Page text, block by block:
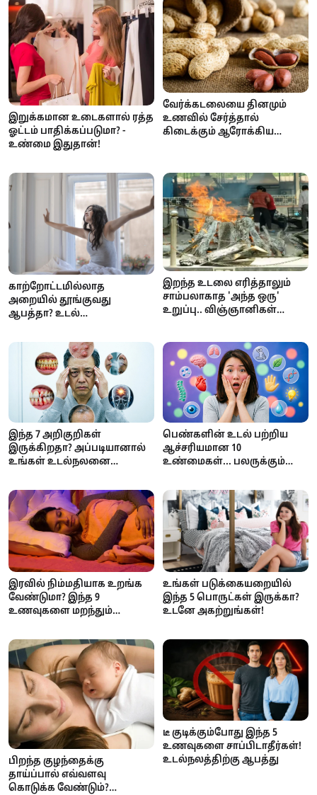
இறுக்கமான உடைகளால் ரத்த
ஓட்டம் பாதிக்கப்படுமா? -
உண்மை இதுதான்!
வேர்க்கடலையை தினமும்
உணவில் சேர்த்தால்
கிடைக்கும் ஆரோக்கிய
காற்றோட்டமில்லாத
அறையில் தூங்குவது
ஆபத்தா? உடல்
பாதிப்புகள்
இறந்த உடலை எரித்தாலும்
சாம்பலாகாத 'அந்த ஒரு'
உறுப்பு.. விஞ்ஞானிகள்
இந்த 7 அறிகுறிகள்
இருக்கிறதா? அப்படியானால்
உங்கள் உடல்நலனை
பெண்களின் உடல் பற்றிய
ஆச்சரியமான 10
உண்மைகள்... பலருக்கும்
தகவல்கள்!
இரவில் நிம்மதியாக உறங்க
வேண்டுமா? இந்த 9
உணவுகளை மறந்தும்
உங்கள் படுக்கையறையில்
இந்த 5 பொருட்கள் இருக்கா?
உடனே அகற்றுங்கள்!
பிறந்த குழந்தைக்கு
தாய்ப்பால் எவ்வளவு
கொடுக்க வேண்டும்?
டீ குடிக்கும்போது இந்த 5
உணவுகளை சாப்பிடாதீர்கள்!
உடல்நலத்திற்கு ஆபத்து